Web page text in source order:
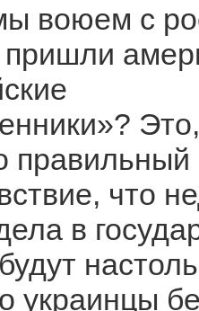
воюем с
правильный
что
в
украинцы